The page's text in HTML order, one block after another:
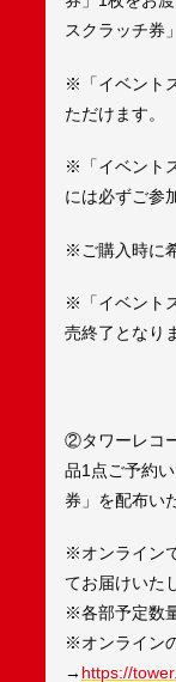
スクラッチ券
※「イベント
ただけます。
※「イベント
には必ずご参
※ご購入時に
※「イベント
売終了となり
②タワーレコ
品1点ご予約
券」を配布い
※オンライン
てお届けいた
※各部予定数
※オンライン
→ https://